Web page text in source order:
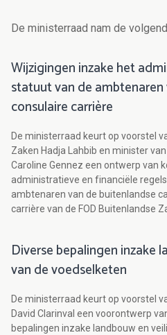
De ministerraad nam de
Wijzigingen inzake het
statuut van de
consulaire carrière
De ministerraad keurt op voorstel
Zaken Hadja Lahbib en minister
Caroline Gennez een ontwerp van
administratieve en financiële
ambtenaren van de buitenlandse
carrière van de FOD Buitenlandse
Diverse bepalingen inzake
van de voedselketen
De ministerraad keurt op voorstel
David Clarinval een voorontwerp
bepalingen inzake landbouw en